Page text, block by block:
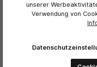
Bewertungen nur in der aktuellen
Keine Bewertungen
unserer
Verwendung von